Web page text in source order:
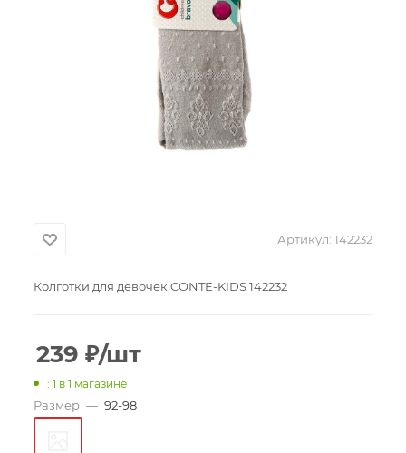
Артикул: 142232
Колготки для девочек CONTE-KIDS 142232
239 ₽/шт
: 1 в 1 магазине
Размер — 92-98